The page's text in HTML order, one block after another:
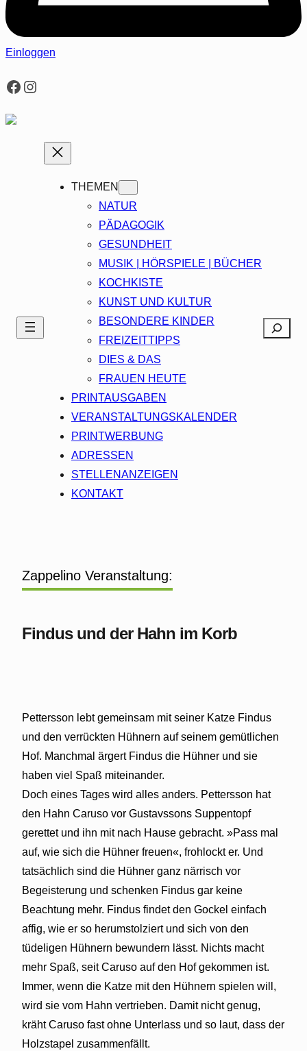
Einloggen
Facebook
Instagram
THEMEN
NATUR
PÄDAGOGIK
GESUNDHEIT
MUSIK | HÖRSPIELE | BÜCHER
KOCHKISTE
KUNST UND KULTUR
BESONDERE KINDER
FREIZEITTIPPS
DIES & DAS
FRAUEN HEUTE
PRINTAUSGABEN
VERANSTALTUNGSKALENDER
PRINTWERBUNG
ADRESSEN
STELLENANZEIGEN
KONTAKT
Search
Zappelino Veranstaltung:
Findus und der Hahn im Korb
Pettersson lebt gemeinsam mit seiner Katze Findus
und den verrückten Hühnern auf seinem gemütlichen
Hof. Manchmal ärgert Findus die Hühner und sie
haben viel Spaß miteinander.
Doch eines Tages wird alles anders. Pettersson hat
den Hahn Caruso vor Gustavssons Suppentopf
gerettet und ihn mit nach Hause gebracht. »Pass mal
auf, wie sich die Hühner freuen«, frohlockt er. Und
tatsächlich sind die Hühner ganz närrisch vor
Begeisterung und schenken Findus gar keine
Beachtung mehr. Findus findet den Gockel einfach
affig, wie er so herumstolziert und sich von den
tüdeligen Hühnern bewundern lässt. Nichts macht
mehr Spaß, seit Caruso auf den Hof gekommen ist.
Immer, wenn die Katze mit den Hühnern spielen will,
wird sie vom Hahn vertrieben. Damit nicht genug,
kräht Caruso fast ohne Unterlass und so laut, dass der
Holzstapel zusammenfällt.